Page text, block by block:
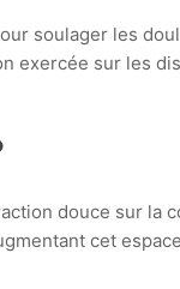
soulager les
sur les
douce sur la
cet